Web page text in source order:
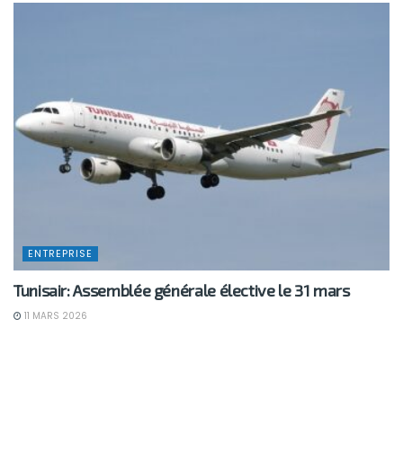
ENTREPRISE
Tunisair: Assemblée générale élective le 31 mars
11 MARS 2026